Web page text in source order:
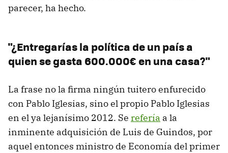
parecer, ha hecho.
"¿Entregarías la política de un país a
quien se gasta 600.000€ en una casa?"
La frase no la firma ningún tuitero enfurecido
con Pablo Iglesias, sino el propio Pablo Iglesias
en el ya lejanísimo 2012. Se refería a la
inminente adquisición de Luis de Guindos, por
aquel entonces ministro de Economía del primer